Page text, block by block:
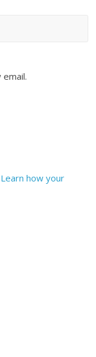
Learn how your